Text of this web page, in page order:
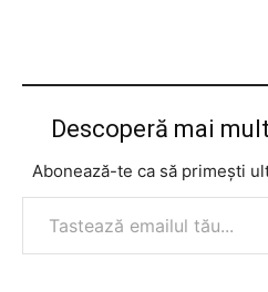
Descoperă mai
Abonează-te ca să primești
Tastează emailul tău...